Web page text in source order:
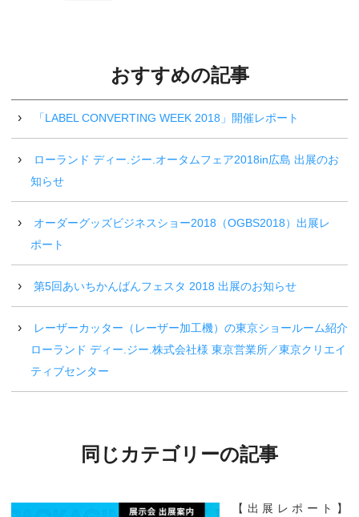
おすすめの記事
「LABEL CONVERTING WEEK 2018」開催レポート
ローランド ディー.ジー.オータムフェア2018in広島 出展のお
知らせ
オーダーグッズビジネスショー2018（OGBS2018）出展レ
ポート
第5回あいちかんばんフェスタ 2018 出展のお知らせ
レーザーカッター（レーザー加工機）の東京ショールーム紹介
ローランド ディー.ジー.株式会社様 東京営業所／東京クリエイ
ティブセンター
同じカテゴリーの記事
【出展レポート】